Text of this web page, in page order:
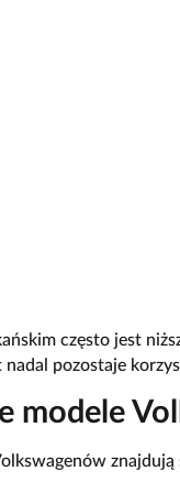
często jest
pozostaje
modele
znajdują